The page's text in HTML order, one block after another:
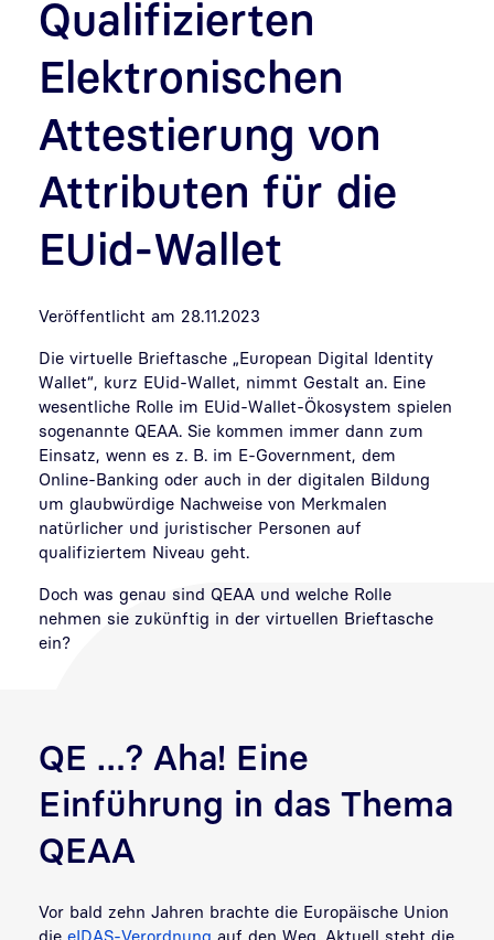
Qualifizierten
Elektronischen
Attestierung von
Attributen für die
EUid-Wallet
Veröffentlicht am 28.11.2023
Die virtuelle Brieftasche „European Digital Identity
Wallet“, kurz EUid-Wallet , nimmt Gestalt an. Eine
wesentliche Rolle im EUid-Wallet-Ökosystem spielen
sogenannte QEAA. Sie kommen immer dann zum
Einsatz, wenn es z. B. im E-Government, dem
Online-Banking oder auch in der digitalen Bildung
um glaubwürdige Nachweise von Merkmalen
natürlicher und juristischer Personen auf
qualifiziertem Niveau geht.
Doch was genau sind QEAA und welche Rolle
nehmen sie zukünftig in der virtuellen Brieftasche
ein?
QE …? Aha! Eine
Einführung in das Thema
QEAA
Vor bald zehn Jahren brachte die Europäische Union
die eIDAS-Verordnung auf den Weg. Aktuell steht die